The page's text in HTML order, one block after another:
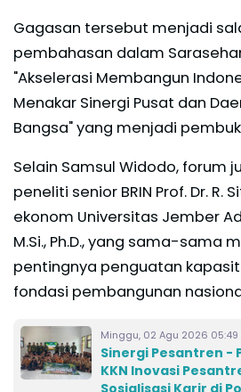
Gagasan tersebut menjadi
pembahasan dalam
"Akselerasi Membangun
Menakar Sinergi Pusat dan
Bangsa" yang menjadi
Selain Samsul Widodo, forum
peneliti senior BRIN Prof. Dr. R.
ekonom Universitas Jember
M.Si., Ph.D., yang sama-sama
pentingnya penguatan
fondasi pembangunan
Minggu, 02 Agu 2026 05:49
Sinergi Pesantren -
KKN Inovasi
Sosialisasi Karir di